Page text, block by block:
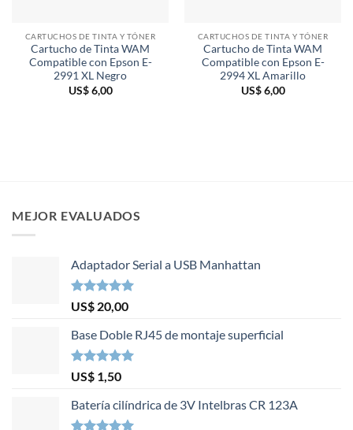
CARTUCHOS DE TINTA Y TÓNER
Cartucho de Tinta WAM
Compatible con Epson E-
2991 XL Negro
US$6,00
CARTUCHOS DE TINTA Y TÓNER
Cartucho de Tinta WAM
Compatible con Epson E-
2994 XL Amarillo
US$6,00
MEJOR EVALUADOS
Adaptador Serial a USB Manhattan
Valorado en
5.00
de 5
US$ 20,00
Base Doble RJ45 de montaje superficial
Valorado en
5.00
de 5
US$ 1,50
Batería cilíndrica de 3V Intelbras CR 123A